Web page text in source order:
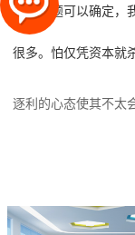
这个问题可以确定，
很多。怕仅凭资本就
逐利的心态使其不太